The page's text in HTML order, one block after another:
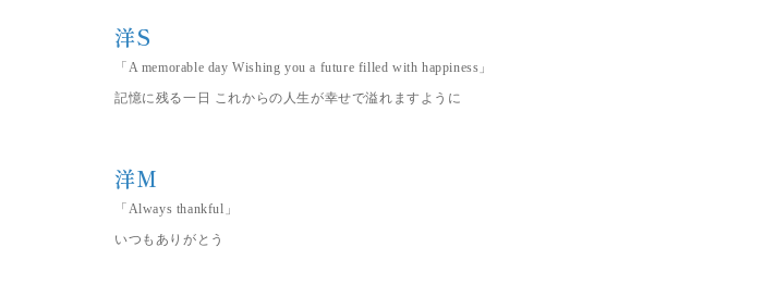
洋S
「A memorable day Wishing you a future filled with happiness」
記憶に残る一日 これからの人生が幸せで溢れますように
洋M
「Always thankful」
いつもありがとう